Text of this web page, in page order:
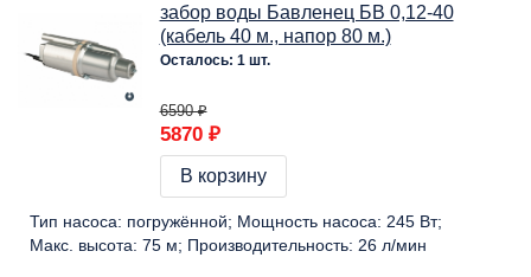
забор воды Бавленец БВ 0,12-40
(кабель 40 м., напор 80 м.)
Осталось: 1 шт.
6590 ₽
5870 ₽
В корзину
Тип насоса: погружённой Мощность насоса: 245 Вт
Макс. высота: 75 м Производительность: 26 л/мин